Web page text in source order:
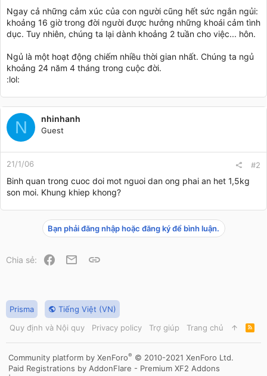
Ngay cả những cảm xúc của con người cũng hết sức ngắn ngủi:
khoảng 16 giờ trong đời người được hưởng những khoái cảm tình
dục. Tuy nhiên, chúng ta lại dành khoảng 2 tuần cho việc... hôn.
Ngủ là một hoạt động chiếm nhiều thời gian nhất. Chúng ta ngủ
khoảng 24 năm 4 tháng trong cuộc đời.
:lol:
N nhinhanh
Guest
21/1/06 #2
Binh quan trong cuoc doi mot nguoi dan ong phai an het 1,5kg
son moi. Khung khiep khong?
Bạn phải đăng nhập hoặc đăng ký để bình luận.
Chia sẻ: Facebook
Email
Prisma
Tiếng Việt (VN)
Quy định và Nội quy
Privacy policy Trợ giúp Trang chủ
R
S
S
Community platform by XenForo® © 2010-2021 XenForo Ltd.
Paid Registrations by AddonFlare - Premium XF2 Addons